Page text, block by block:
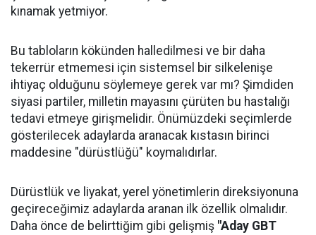
kınamak yetmiyor.
Bu tabloların kökünden halledilmesi ve bir daha
tekerrür etmemesi için sistemsel bir silkelenişe
ihtiyaç olduğunu söylemeye gerek var mı? Şimdiden
siyasi partiler, milletin mayasını çürüten bu hastalığı
tedavi etmeye girişmelidir. Önümüzdeki seçimlerde
gösterilecek adaylarda aranacak kıstasın birinci
maddesine "dürüstlüğü" koymalıdırlar.
Dürüstlük ve liyakat, yerel yönetimlerin direksiyonuna
geçireceğimiz adaylarda aranan ilk özellik olmalıdır.
Daha önce de belirttiğim gibi gelişmiş "Aday GBT